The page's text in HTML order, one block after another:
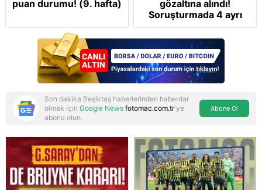
Reddet
puan durumu! (9. hafta)
gözaltına alındı!
Soruşturmada 4 ayrı
suçlama var
Son dakika Beşiktaş haberlerinden haberdar
olmak için Google News fotomac.com.tr'ye
abone olun.
Abone Ol